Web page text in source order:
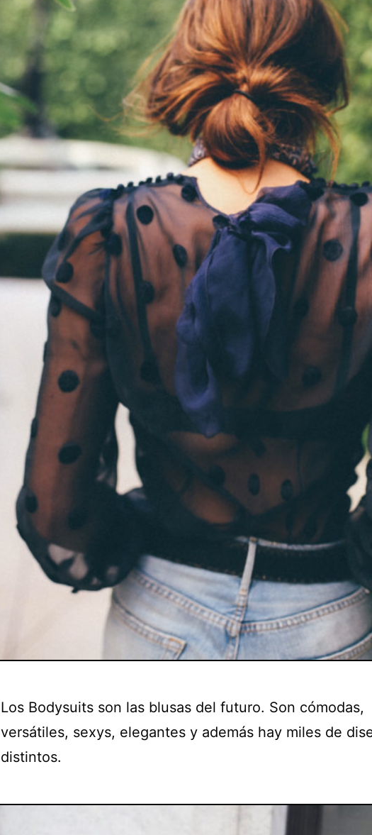
Los Bodysuits son las blusas del futuro. Son cómodas,
versátiles, sexys, elegantes y además hay miles de
distintos.